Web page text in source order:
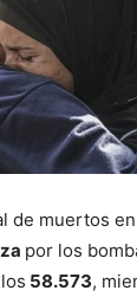
de muertos
por los
58.573,